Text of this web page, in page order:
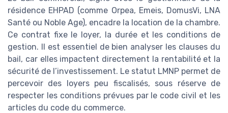
résidence EHPAD (comme Orpea, Emeis, DomusVi, LNA
Santé ou Noble Age), encadre la location de la chambre.
Ce contrat fixe le loyer, la durée et les conditions de
gestion. Il est essentiel de bien analyser les clauses du
bail, car elles impactent directement la rentabilité et la
sécurité de l’investissement. Le statut LMNP permet de
percevoir des loyers peu fiscalisés, sous réserve de
respecter les conditions prévues par le code civil et les
articles du code du commerce.